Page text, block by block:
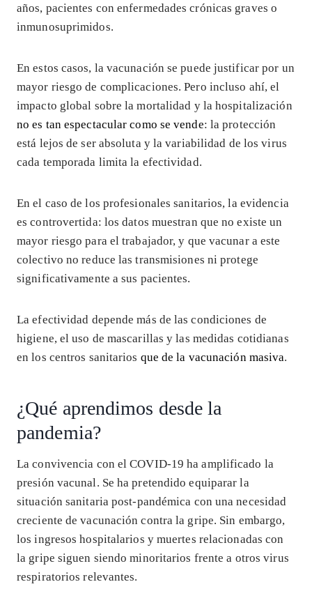
años, pacientes con enfermedades crónicas graves o
inmunosuprimidos.
En estos casos, la vacunación se puede justificar por un
mayor riesgo de complicaciones. Pero incluso ahí, el
impacto global sobre la mortalidad y la hospitalización
no es tan espectacular como se vende: la protección
está lejos de ser absoluta y la variabilidad de los virus
cada temporada limita la efectividad.
En el caso de los profesionales sanitarios, la evidencia
es controvertida: los datos muestran que no existe un
mayor riesgo para el trabajador, y que vacunar a este
colectivo no reduce las transmisiones ni protege
significativamente a sus pacientes.
La efectividad depende más de las condiciones de
higiene, el uso de mascarillas y las medidas cotidianas
en los centros sanitarios que de la vacunación masiva.
¿Qué aprendimos desde la
pandemia?
La convivencia con el COVID-19 ha amplificado la
presión vacunal. Se ha pretendido equiparar la
situación sanitaria post-pandémica con una necesidad
creciente de vacunación contra la gripe. Sin embargo,
los ingresos hospitalarios y muertes relacionadas con
la gripe siguen siendo minoritarios frente a otros virus
respiratorios relevantes.